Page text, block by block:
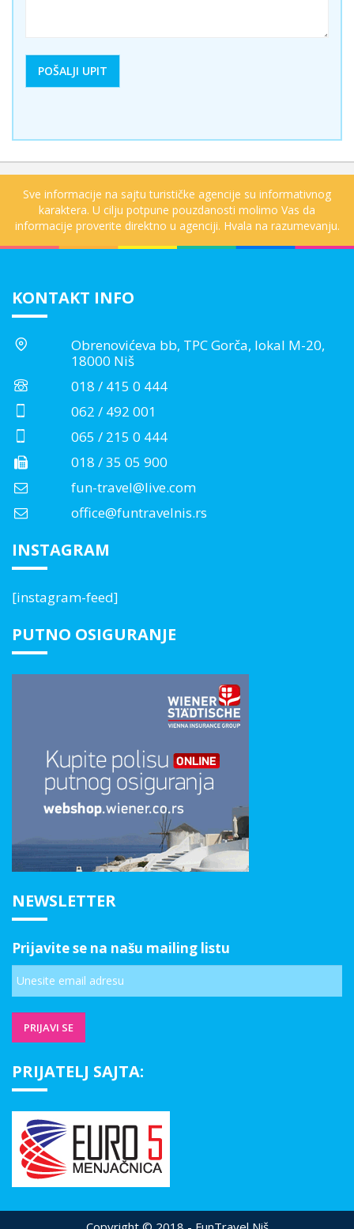
Sve informacije na sajtu turističke agencije su informativnog
karaktera. U cilju potpune pouzdanosti molimo Vas da
informacije proverite direktno u agenciji. Hvala na razumevanju.
KONTAKT INFO
Obrenovićeva bb, TPC Gorča, lokal M-20,
18000 Niš
018 / 415 0 444
062 / 492 001
065 / 215 0 444
018 / 35 05 900
fun-travel@live.com
office@funtravelnis.rs
INSTAGRAM
[instagram-feed]
PUTNO OSIGURANJE
NEWSLETTER
Prijavite se na našu mailing listu
PRIJATELJ SAJTA: